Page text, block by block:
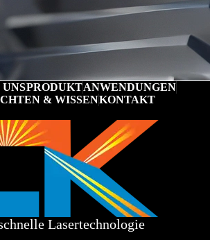
PRODUKTANWENDUNGEN
& WISSENKONTAKT
Lasertechnologie